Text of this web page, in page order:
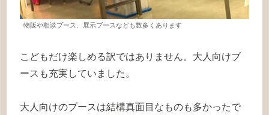
物販や相談ブース、展示ブースなども数多くあります
こどもだけ楽しめる訳ではありません。大人向けブ
ースも充実していました。
大人向けのブースは結構真面目なものも多かったで